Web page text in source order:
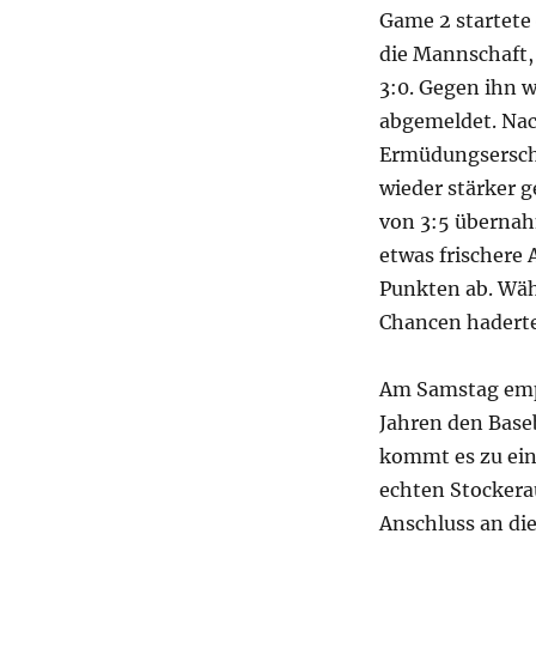
Game 2
die
3:0. Gegen ihn
abgemeldet.
wieder stärker
von 3:5
etwas frischere
Punkten ab.
Chancen
Am Samstag
Jahren den
kommt es zu
echten
Anschluss an